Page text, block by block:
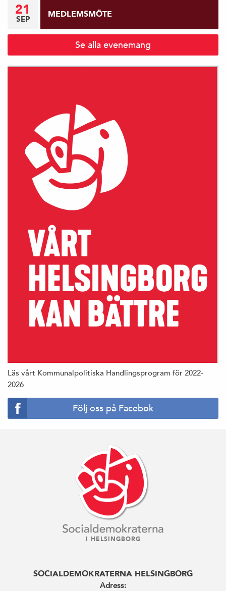
21
SEP MEDLEMSMÖTE
Se alla evenemang
Läs vårt Kommunalpolitiska Handlingsprogram för 2022-
2026
Följ oss på Facebok
I HELSINGBORG
SOCIALDEMOKRATERNA HELSINGBORG
Adress: